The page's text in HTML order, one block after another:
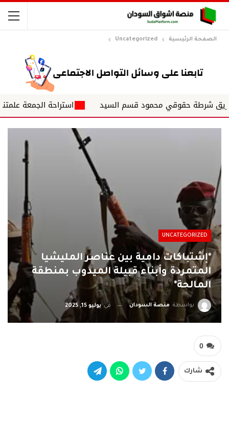
الصفحة الرئيسية Uncategorized
حقوقي محمود قسم السيد استراحة الجمعة علمتني
UNCATEGORIZED
*إشتباكات دامية بين عناصر المليشيا
المتمردة وأبناء قبيلة الميدوب بمنطقة
المالحة*
بواسطة منصة السودان فييوليو 15, 2025
0
شارك